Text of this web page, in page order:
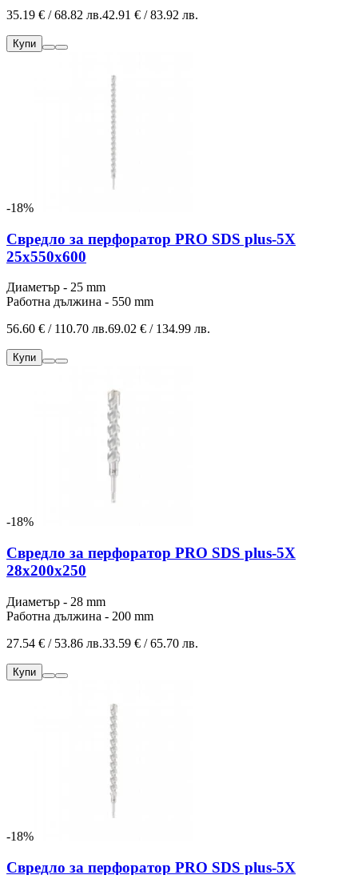
35.19 € / 68.82 лв.42.91 € / 83.92 лв.
Купи
-18%
Свредло за перфоратор PRO SDS plus-5X
25x550x600
Диаметър - 25 mm
Работна дължина - 550 mm
56.60 € / 110.70 лв.69.02 € / 134.99 лв.
Купи
-18%
Свредло за перфоратор PRO SDS plus-5X
28x200x250
Диаметър - 28 mm
Работна дължина - 200 mm
27.54 € / 53.86 лв.33.59 € / 65.70 лв.
Купи
-18%
Свредло за перфоратор PRO SDS plus-5X